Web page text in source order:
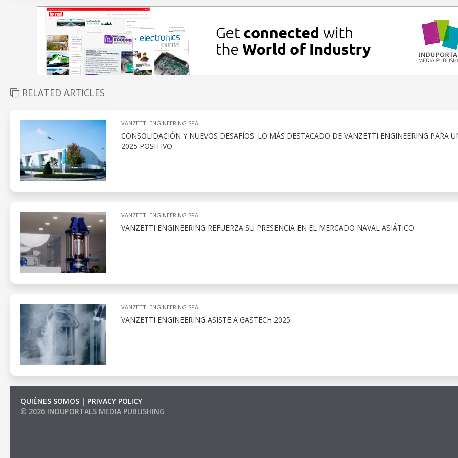
RELATED ARTICLES
VANZETTI ENGINEERING SPA
CONSOLIDACIÓN Y NUEVOS DESAFÍOS: LO MÁS DESTACADO DE VANZETTI ENGINEERING PARA
2025 POSITIVO
VANZETTI ENGINEERING SPA
VANZETTI ENGINEERING REFUERZA SU PRESENCIA EN EL MERCADO NAVAL ASIÁTICO
VANZETTI ENGINEERING SPA
VANZETTI ENGINEERING ASISTE A GASTECH 2025
QUIÉNES SOMOS | PRIVACY POLICY
© 2026 INDUPORTALS MEDIA PUBLISHING